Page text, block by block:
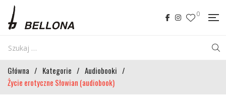
0
Główna / Kategorie / Audiobooki /
Życie erotyczne Słowian (audiobook)